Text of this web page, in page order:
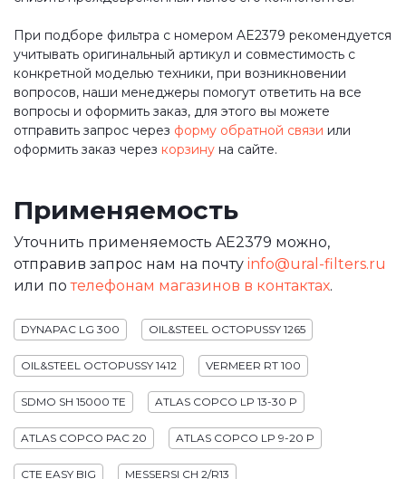
При подборе фильтра с номером AE2379 рекомендуется
учитывать оригинальный артикул и совместимость с
конкретной моделью техники, при возникновении
вопросов, наши менеджеры помогут ответить на все
вопросы и оформить заказ, для этого вы можете
отправить запрос через форму обратной связи или
оформить заказ через корзину на сайте.
Применяемость
Уточнить применяемость AE2379 можно,
отправив запрос нам на почту info@ural-filters.ru
или потелефонам магазинов в контактах.
DYNAPAC LG 300 OIL&STEEL OCTOPUSSY 1265
OIL&STEEL OCTOPUSSY 1412 VERMEER RT 100
SDMO SH 15000 TE ATLAS COPCO LP 13-30 P
ATLAS COPCO PAC 20 ATLAS COPCO LP 9-20 P
CTE EASY BIG MESSERSI CH 2/R13